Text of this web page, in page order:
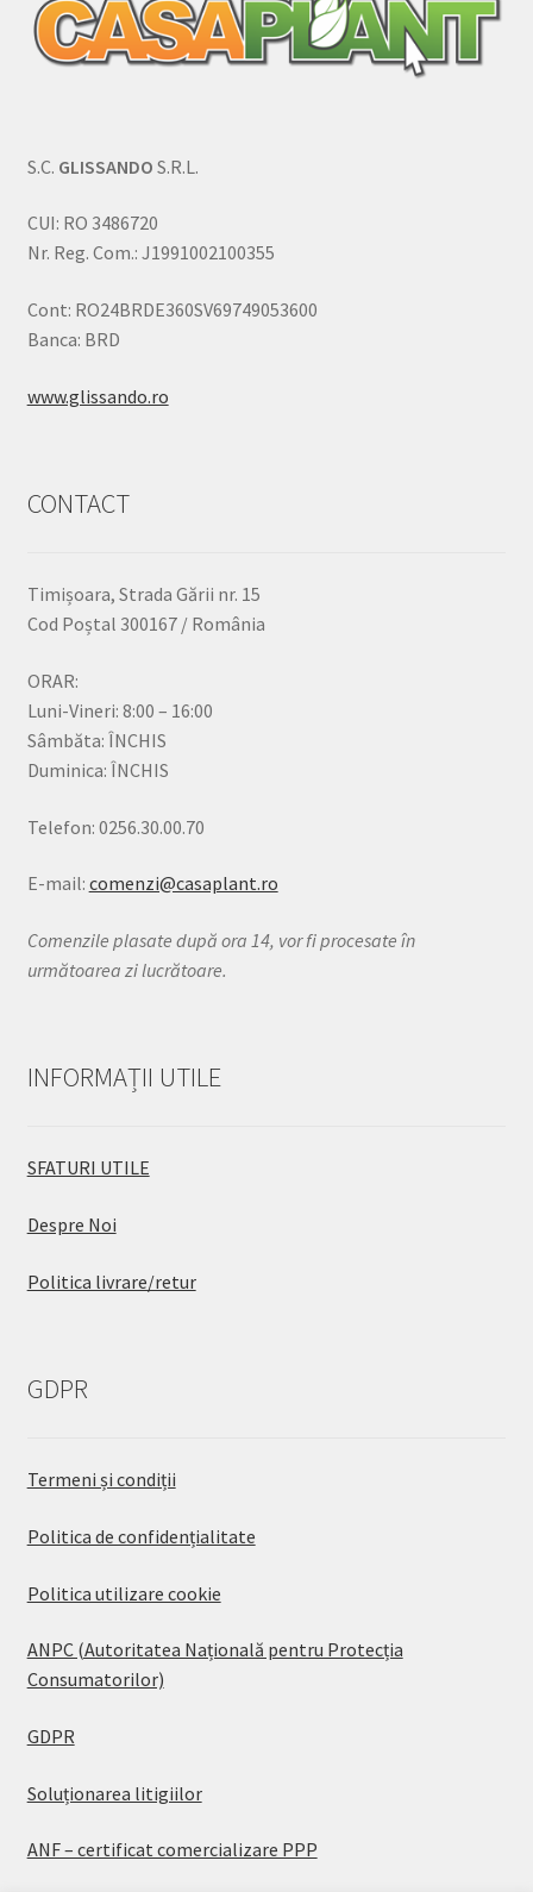
S.C. GLISSANDO S.R.L.
CUI: RO 3486720
Nr. Reg. Com.: J1991002100355
Cont: RO24BRDE360SV69749053600
Banca: BRD
www.glissando.ro
CONTACT
Timișoara, Strada Gării nr. 15
Cod Poștal 300167 / România
ORAR:
Luni-Vineri: 8:00 – 16:00
Sâmbăta: ÎNCHIS
Duminica: ÎNCHIS
Telefon: 0256.30.00.70
E-mail: comenzi@casaplant.ro
Comenzile plasate după ora 14, vor fi procesate în
următoarea zi lucrătoare.
INFORMAȚII UTILE
SFATURI UTILE
Despre Noi
Politica livrare/retur
GDPR
Termeni și condiții
Politica de confidențialitate
Politica utilizare cookie
ANPC (Autoritatea Națională pentru Protecția
Consumatorilor)
GDPR
Soluționarea litigiilor
ANF – certificat comercializare PPP